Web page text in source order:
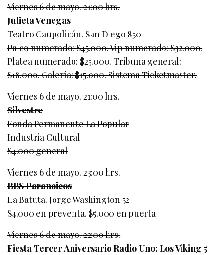
Viernes 6 de mayo. 21:00 hrs.
Julieta Venegas
Teatro Caupolicán. San Diego 850
Palco numerado: $45.000. Vip numerado: $32.000.
Platea numerado: $25.000. Tribuna general:
$18.000. Galería: $15.000. Sistema Ticketmaster.
Viernes 6 de mayo. 21:00 hrs.
Silvestre
Fonda Permanente La Popular
Industria Cultural
$4.000 general
Viernes 6 de mayo. 23:00 hrs.
BBS Paranoicos
La Batuta. Jorge Washington 52
$4.000 en preventa. $5.000 en puerta
Viernes 6 de mayo. 22:00 hrs.
Fiesta Tercer Aniversario Radio Uno: Los Viking 5